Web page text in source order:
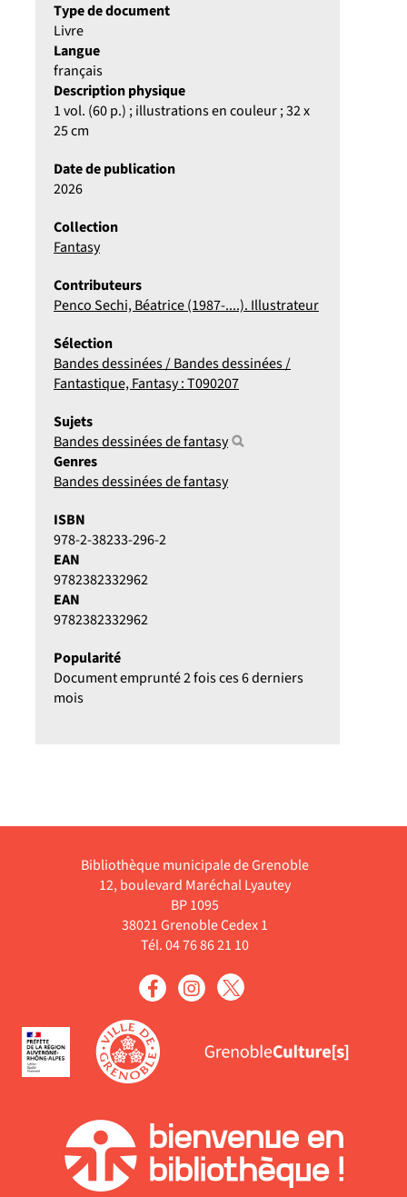
Type de document
Livre
Langue
français
Description physique
1 vol. (60 p.) ; illustrations en couleur ; 32 x
25 cm
Date de publication
2026
Collection
Fantasy
Contributeurs
Penco Sechi, Béatrice (1987-....). Illustrateur
Sélection
Bandes dessinées / Bandes dessinées /
Fantastique, Fantasy : T090207
Sujets
Bandes dessinées de fantasy
Genres
Bandes dessinées de fantasy
ISBN
978-2-38233-296-2
EAN
9782382332962
EAN
9782382332962
Popularité
Document emprunté 2 fois ces 6 derniers
mois
Bibliothèque municipale de Grenoble
12, boulevard Maréchal Lyautey
BP 1095
38021 Grenoble Cedex 1
Tél. 04 76 86 21 10